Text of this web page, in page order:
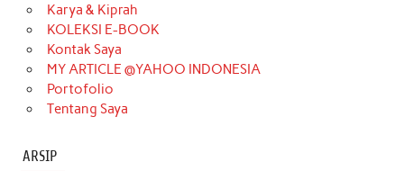
k
a
m
Karya & Kiprah
KOLEKSI E-BOOK
Kontak Saya
MY ARTICLE @YAHOO INDONESIA
Portofolio
Tentang Saya
ARSIP